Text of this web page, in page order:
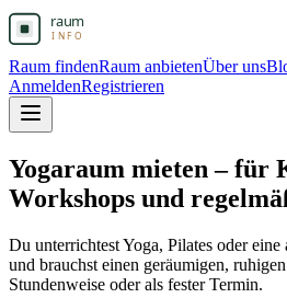
Raum findenRaum anbietenÜber uns
AnmeldenRegistrieren
Yogaraum mieten – für
Workshops und
Du unterrichtest Yoga, Pilates oder
und brauchst einen geräumigen,
Stundenweise oder als fester Termin.